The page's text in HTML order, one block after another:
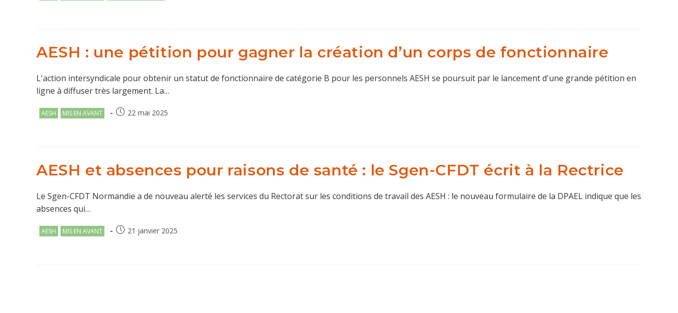
AESH : une pétition pour gagner la création d’un corps de fonctionnaire
L'action intersyndicale pour obtenir un statut de fonctionnaire de catégorie B pour les personnels AESH se poursuit par le lancement d'une grande pétition en
ligne à diffuser très largement. La…
Post
AESH MIS EN AVANT
Publication
22 mai 2025
AESH et absences pour raisons de santé : le Sgen-CFDT écrit à la Rectrice
Le Sgen-CFDT Normandie a de nouveau alerté les services du Rectorat sur les conditions de travail des AESH : le nouveau formulaire de la DPAEL indique que les
absences qui…
Post
AESH MIS EN AVANT
Publication
21 janvier 2025